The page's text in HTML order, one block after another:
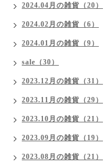
2024.04月の雑貨（20）
2024.02月の雑貨（6）
2024.01月の雑貨（9）
sale（30）
2023.12月の雑貨（31）
2023.11月の雑貨（29）
2023.10月の雑貨（21）
2023.09月の雑貨（19）
2023.08月の雑貨（21）